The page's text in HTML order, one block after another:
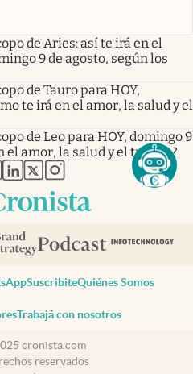
de Aries: así te irá en el
9 de agosto, según los
de Tauro para HOY,
te irá en el amor, la salud y el
de Leo para HOY, domingo 9
el amor, la salud y el trabajo?
en nueva pestaña
abre en nueva pestaña
abre en nueva pestaña
abre en nueva pestaña
abre en nueva pestaña
SuscribiteQuiénes Somos
Trabajá con nosotros
cronista.com
reservados